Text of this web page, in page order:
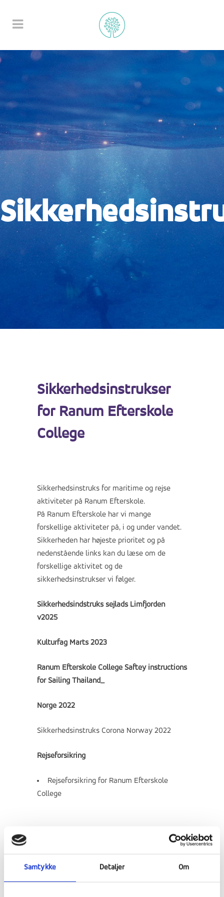
Samtykke Detaljer Om
Sikkerhedsinstrukser
for Ranum Efterskole
College
Sikkerhedsinstruks for maritime og rejse
aktiviteter på Ranum Efterskole.
På Ranum Efterskole har vi mange
forskellige aktiviteter på, i og under vandet.
Sikkerheden har højeste prioritet og på
nedenstående links kan du læse om de
forskellige aktivitet og de
sikkerhedsinstrukser vi følger.
SikkerhedsindstrukssejladsLimfjorden
v2025
Kulturfag Marts 2023
Ranum Efterskole College Saftey instructions
for Sailing Thailand_
Norge 2022
Sikkerhedsinstruks Corona Norway 2022
Rejseforsikring
Rejseforsikring for Ranum Efterskole
College
Ranum Efterskoles Søsikkerhedsdokumenter: